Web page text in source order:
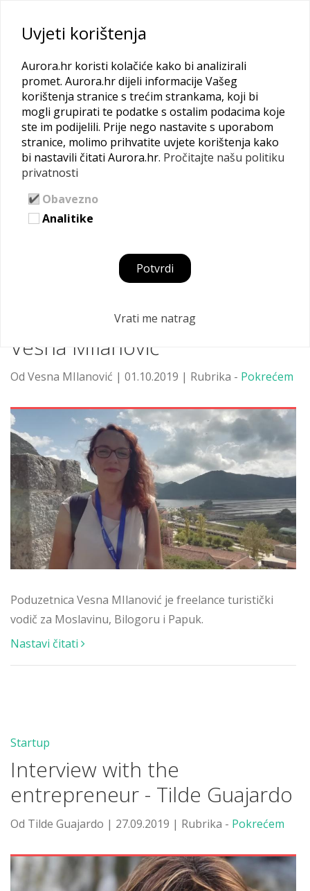
Uvjeti korištenja
Aurora.hr koristi kolačiće kako bi analizirali
promet. Aurora.hr dijeli informacije Vašeg
korištenja stranice s trećim strankama, koji bi
mogli grupirati te podatke s ostalim podacima koje
ste im podijelili. Prije nego nastavite s uporabom
stranice, molimo prihvatite uvjete korištenja kako
bi nastavili čitati Aurora.hr. Pročitajte našu politiku
privatnosti
Obavezno
Analitike
Potvrdi
Vrati me natrag
POKREĆEM
Odvažila si se? Čestitamo! Skupili smo ti sve bitne
informacije na jednome mjestu: pročitaj što sve trebaš
znati kad pokrećeš posao u Hrvatskoj.
Aurora intervju: poduzetnica
Vesna MIlanović
Od Vesna MIlanović | 01.10.2019 | Rubrika - Pokrećem
Poduzetnica Vesna MIlanović je freelance turistički
vodič za Moslavinu, Bilogoru i Papuk.
Nastavi čitati
Startup
Interview with the
entrepreneur - Tilde Guajardo
Od Tilde Guajardo | 27.09.2019 | Rubrika - Pokrećem